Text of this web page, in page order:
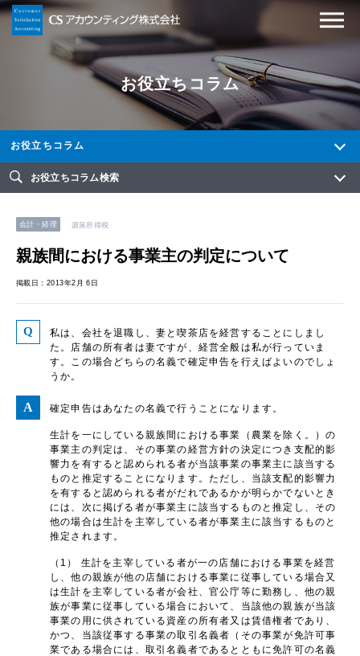
お役立ちコラム
お役立ちコラム
お役立ちコラム検索
会計・経理 源泉所得税
親族間における事業主の判定について
掲載日：2013年2月 6日
私は、会社を退職し、妻と喫茶店を経営することにしまし
た。店舗の所有者は妻ですが、経営全般は私が行っていま
す。この場合どちらの名義で確定申告を行えばよいのでしょ
うか。
確定申告はあなたの名義で行うことになります。
生計を一にしている親族間における事業（農業を除く。）の
事業主の判定は、その事業の経営方針の決定につき支配的影
響力を有すると認められる者が当該事業の事業主に該当する
ものと推定することになります。ただし、当該支配的影響力
を有すると認められる者がだれであるかが明らかでないとき
には、次に掲げる者が事業主に該当するものと推定し、その
他の場合は生計を主宰している者が事業主に該当するものと
推定されます。
（1） 生計を主宰している者が一の店舗における事業を経営
し、他の親族が他の店舗における事業に従事している場合又
は生計を主宰している者が会社、官公庁等に勤務し、他の親
族が事業に従事している場合において、当該他の親族が当該
事業の用に供されている資産の所有者又は賃借権者であり、
かつ、当該従事する事業の取引名義者（その事業が免許可事
業である場合には、取引名義者であるとともに免許可の名義